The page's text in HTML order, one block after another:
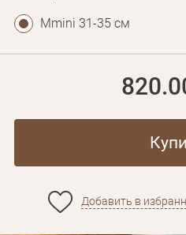
Mmini 31-35 см
Добавить в